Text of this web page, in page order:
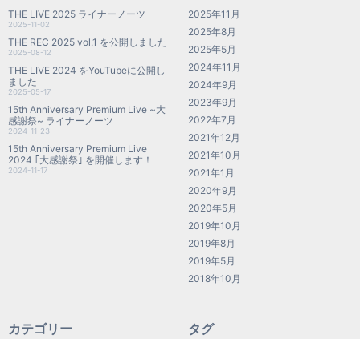
THE LIVE 2025 ライナーノーツ
2025-11-02
THE REC 2025 vol.1 を公開しました
2025-08-12
THE LIVE 2024 をYouTubeに公開し
ました
2025-05-17
15th Anniversary Premium Live ~大
感謝祭~ ライナーノーツ
2024-11-23
15th Anniversary Premium Live
2024 ｢大感謝祭｣ を開催します！
2024-11-17
2025年11月
2025年8月
2025年5月
2024年11月
2024年9月
2023年9月
2022年7月
2021年12月
2021年10月
2021年1月
2020年9月
2020年5月
2019年10月
2019年8月
2019年5月
2018年10月
カテゴリー タグ